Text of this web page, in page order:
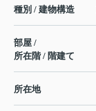
種別 / 建物構造
部屋 /
所在階 / 階建て
所在地